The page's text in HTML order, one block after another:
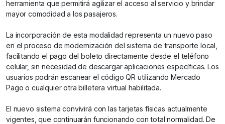
herramienta que permitirá agilizar el acceso al servicio y brindar
mayor comodidad a los pasajeros.
La incorporación de esta modalidad representa un nuevo paso
en el proceso de modernización del sistema de transporte local,
facilitando el pago del boleto directamente desde el teléfono
celular, sin necesidad de descargar aplicaciones específicas. Los
usuarios podrán escanear el código QR utilizando Mercado
Pago o cualquier otra billetera virtual habilitada.
El nuevo sistema convivirá con las tarjetas físicas actualmente
vigentes, que continuarán funcionando con total normalidad. De